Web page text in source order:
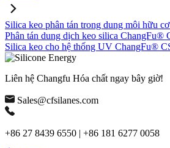
Silica keo phân tán trong dung môi hữu
Phân tán dung dịch keo silica ChangFu®
Silica keo cho hệ thống UV ChangFu®
Liên hệ Changfu Hóa chất ngay bây giờ!
Sales@cfsilanes.com
+86 27 8439 6550 | +86 181 6277 0058